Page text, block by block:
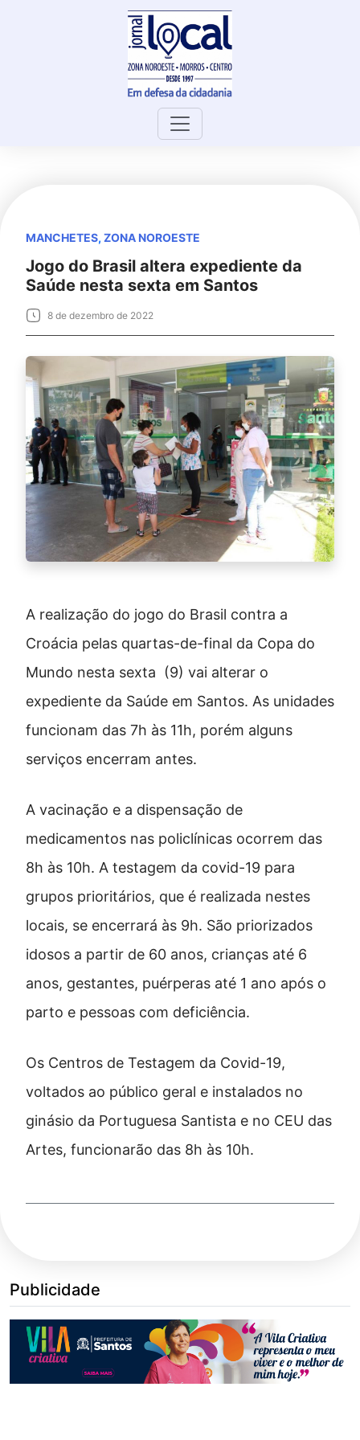
MANCHETES, ZONA NOROESTE
Jogo do Brasil altera expediente da
Saúde nesta sexta em Santos
8 de dezembro de 2022
A realização do jogo do Brasil contra a
Croácia pelas quartas-de-final da Copa do
Mundo nesta sexta (9) vai alterar o
expediente da Saúde em Santos. As unidades
funcionam das 7h às 11h, porém alguns
serviços encerram antes.
A vacinação e a dispensação de
medicamentos nas policlínicas ocorrem das
8h às 10h. A testagem da covid-19 para
grupos prioritários, que é realizada nestes
locais, se encerrará às 9h. São priorizados
idosos a partir de 60 anos, crianças até 6
anos, gestantes, puérperas até 1 ano após o
parto e pessoas com deficiência.
Os Centros de Testagem da Covid-19,
voltados ao público geral e instalados no
ginásio da Portuguesa Santista e no CEU das
Artes, funcionarão das 8h às 10h.
Publicidade